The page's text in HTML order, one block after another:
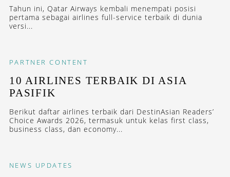
Tahun ini, Qatar Airways kembali menempati posisi
pertama sebagai airlines full-service terbaik di dunia
versi...
PARTNER CONTENT
10 AIRLINES TERBAIK DI ASIA
PASIFIK
Berikut daftar airlines terbaik dari DestinAsian Readers’
Choice Awards 2026, termasuk untuk kelas first class,
business class, dan economy...
NEWS UPDATES